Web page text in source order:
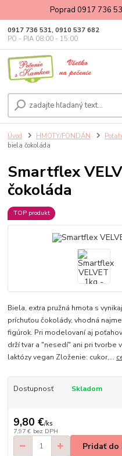
Poprad 0917 736
0917 736 531, 0910 537 682
PO - PIA 08:00 - 15:00
Úvod HMOTY/FONDÁN
biela čokoláda
Smartflex
čokoláda
TOP produkt
Biela, extra pružná hmota s
príchuťou čokolády, vhodná
figúrok. Pri modelovaní aj
drží tvar a "nesedí" ani pri tvorbe
laktózy vegan Zloženie: cukor,...
Dostupnosť Skladom
9,80 €/ks
7,97 € bez DPH
Pridať do